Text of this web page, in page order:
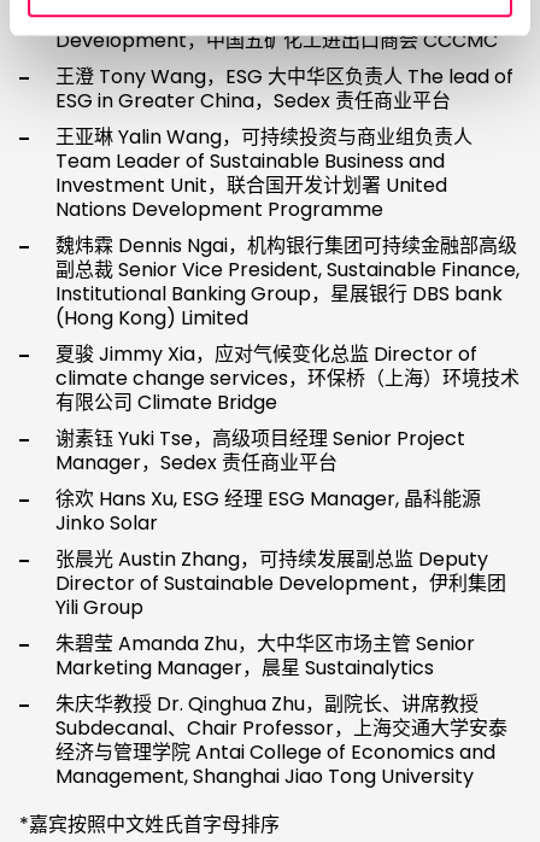
孙立会 Sun Lihui，主任 Head of Sustainable
Development，中国五矿化工进出口商会 CCCMC
王澄 Tony Wang，ESG 大中华区负责人 The lead of
ESG in Greater China，Sedex 责任商业平台
王亚琳 Yalin Wang，可持续投资与商业组负责人
Team Leader of Sustainable Business and
Investment Unit，联合国开发计划署 United
Nations Development Programme
魏炜霖 Dennis Ngai，机构银行集团可持续金融部高级
副总裁 Senior Vice President, Sustainable Finance,
Institutional Banking Group，星展银行 DBS bank
(Hong Kong) Limited
夏骏 Jimmy Xia，应对气候变化总监 Director of
climate change services，环保桥（上海）环境技术
有限公司 Climate Bridge
谢素钰 Yuki Tse，高级项目经理 Senior Project
Manager，Sedex 责任商业平台
徐欢 Hans Xu, ESG 经理 ESG Manager, 晶科能源
Jinko Solar
张晨光 Austin Zhang，可持续发展副总监 Deputy
Director of Sustainable Development，伊利集团
Yili Group
朱碧莹 Amanda Zhu，大中华区市场主管 Senior
Marketing Manager，晨星 Sustainalytics
朱庆华教授 Dr. Qinghua Zhu，副院长、讲席教授
Subdecanal、Chair Professor，上海交通大学安泰
经济与管理学院 Antai College of Economics and
Management, Shanghai Jiao Tong University
*嘉宾按照中文姓氏首字母排序